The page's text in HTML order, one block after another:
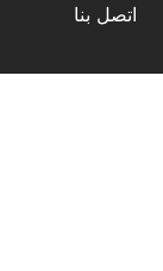
اتصل بنا